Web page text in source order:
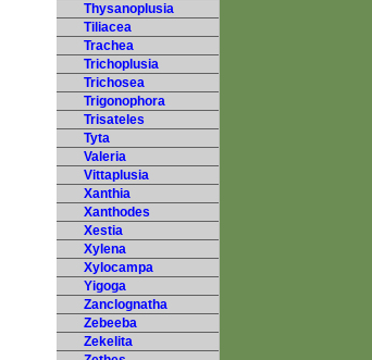
Thysanoplusia
Tiliacea
Trachea
Trichoplusia
Trichosea
Trigonophora
Trisateles
Tyta
Valeria
Vittaplusia
Xanthia
Xanthodes
Xestia
Xylena
Xylocampa
Yigoga
Zanclognatha
Zebeeba
Zekelita